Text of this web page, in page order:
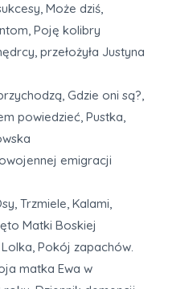
Może dziś,
Poję kolibry
przełożyła Justyna
Gdzie oni są?,
powiedzieć, Pustka,
emigracji
Trzmiele, Kalami,
Matki Boskiej
Pokój zapachów.
matka Ewa w